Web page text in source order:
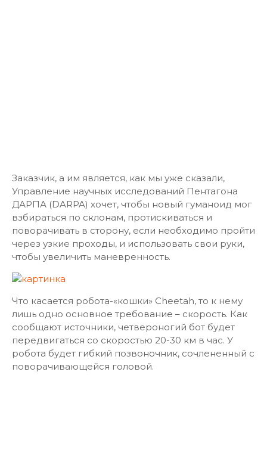
Заказчик, а им является, как мы уже сказали,
Управление научных исследований Пентагона
ДАРПА (DARPA) хочет, чтобы новый гуманоид мог
взбираться по склонам, протискиваться и
поворачивать в сторону, если необходимо пройти
через узкие проходы, и использовать свои руки,
чтобы увеличить маневренность.
Что касается робота-«кошки» Cheetah, то к нему
лишь одно основное требование – скорость. Как
сообщают источники, четвероногий бот будет
передвигаться со скоростью 20-30 км в час. У
робота будет гибкий позвоночник, сочлененный с
поворачивающейся головой.